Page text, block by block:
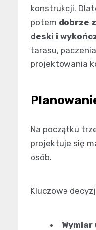
konstrukcji.
potem dobrze
deski i
tarasu,
projektowania
Na początku
projektuje się
osób.
Kluczowe